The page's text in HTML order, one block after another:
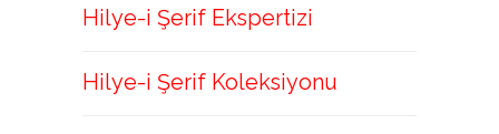
Hilye-i Şerif Ekspertizi
Hilye-i Şerif Koleksiyonu